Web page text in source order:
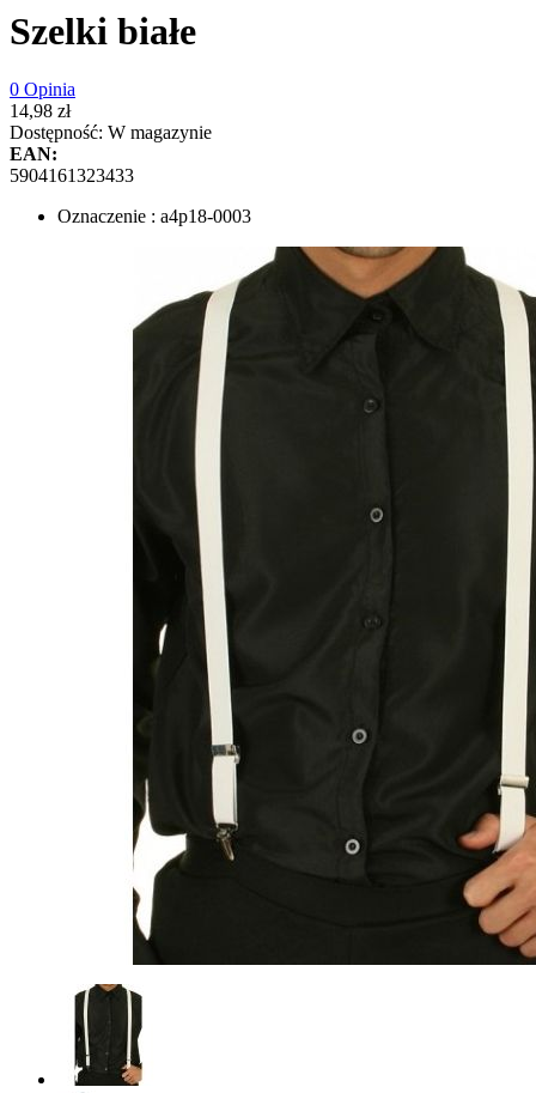
Szelki białe
0 Opinia
14,98 zł
Dostępność: W magazynie
EAN:
5904161323433
Oznaczenie : a4p18-0003